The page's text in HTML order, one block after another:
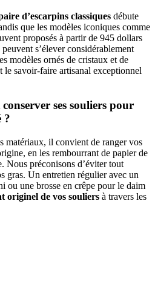
d’escarpins classiques débute
que les modèles iconiques comme
proposés à partir de 945 dollars
s’élever considérablement
modèles ornés de cristaux et de
le savoir-faire artisanal exceptionnel
ses souliers pour
?
matériaux, il convient de ranger vos
en les rembourrant de papier de
Nous préconisons d’éviter tout
gras. Un entretien régulier avec un
une brosse en crêpe pour le daim
originel de vos souliers à travers les